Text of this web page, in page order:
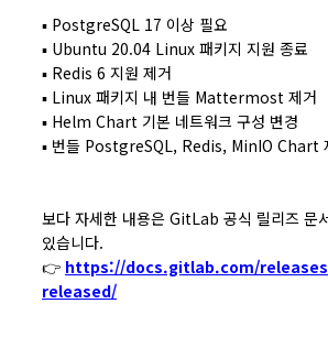
▪ PostgreSQL 17 이상 필요
▪ Ubuntu 20.04 Linux 패키지 지원 종료
▪ Redis 6 지원 제거
▪ Linux 패키지 내 번들 Mattermost 제거
▪ Helm Chart 기본 네트워크 구성 변경
▪ 번들 PostgreSQL, Redis, MinIO Chart
보다 자세한 내용은 GitLab 공식 릴리즈 문
있습니다.
👉 https://docs.gitlab.com/
released/